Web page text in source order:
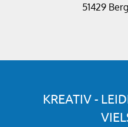
51429
KREATIV -